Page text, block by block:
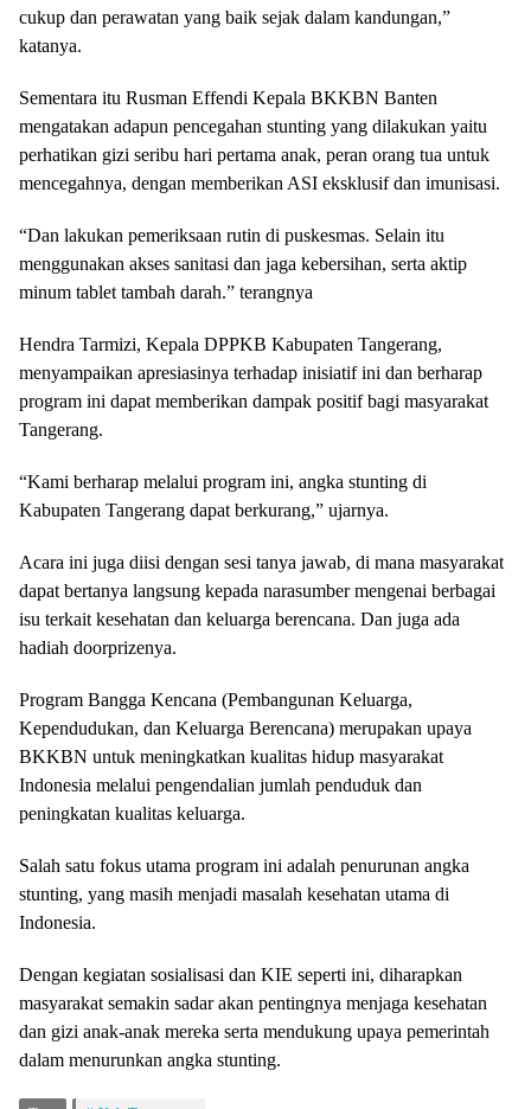
cukup dan perawatan yang baik sejak dalam kandungan,”
katanya.
Sementara itu Rusman Effendi Kepala BKKBN Banten
mengatakan adapun pencegahan stunting yang dilakukan yaitu
perhatikan gizi seribu hari pertama anak, peran orang tua untuk
mencegahnya, dengan memberikan ASI eksklusif dan imunisasi.
“Dan lakukan pemeriksaan rutin di puskesmas. Selain itu
menggunakan akses sanitasi dan jaga kebersihan, serta aktip
minum tablet tambah darah.” terangnya
Hendra Tarmizi, Kepala DPPKB Kabupaten Tangerang,
menyampaikan apresiasinya terhadap inisiatif ini dan berharap
program ini dapat memberikan dampak positif bagi masyarakat
Tangerang.
“Kami berharap melalui program ini, angka stunting di
Kabupaten Tangerang dapat berkurang,” ujarnya.
Acara ini juga diisi dengan sesi tanya jawab, di mana masyarakat
dapat bertanya langsung kepada narasumber mengenai berbagai
isu terkait kesehatan dan keluarga berencana. Dan juga ada
hadiah doorprizenya.
Program Bangga Kencana (Pembangunan Keluarga,
Kependudukan, dan Keluarga Berencana) merupakan upaya
BKKBN untuk meningkatkan kualitas hidup masyarakat
Indonesia melalui pengendalian jumlah penduduk dan
peningkatan kualitas keluarga.
Salah satu fokus utama program ini adalah penurunan angka
stunting, yang masih menjadi masalah kesehatan utama di
Indonesia.
Dengan kegiatan sosialisasi dan KIE seperti ini, diharapkan
masyarakat semakin sadar akan pentingnya menjaga kesehatan
dan gizi anak-anak mereka serta mendukung upaya pemerintah
dalam menurunkan angka stunting.